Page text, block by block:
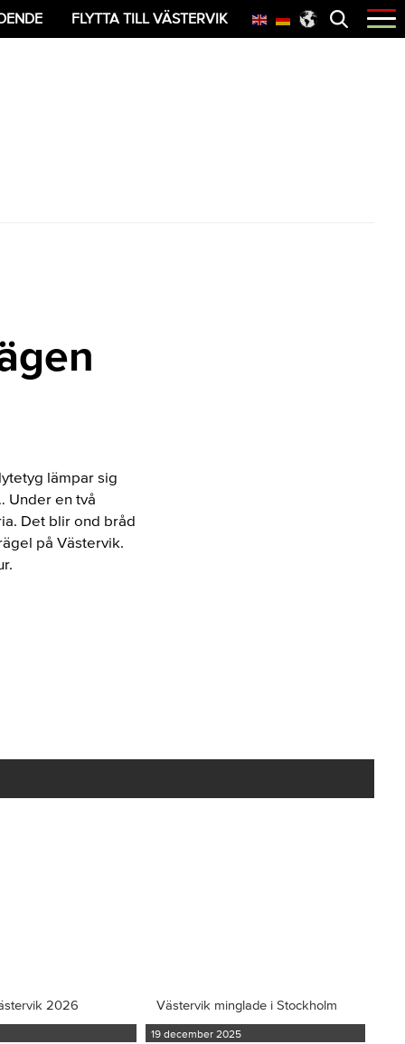
Öppna
menyn
FLYTTA TILL VÄSTERVIK
lämpar sig
Under en två
Det blir ond bråd
på Västervik.
2026 Västervik minglade i Stockholm
19 december 2025